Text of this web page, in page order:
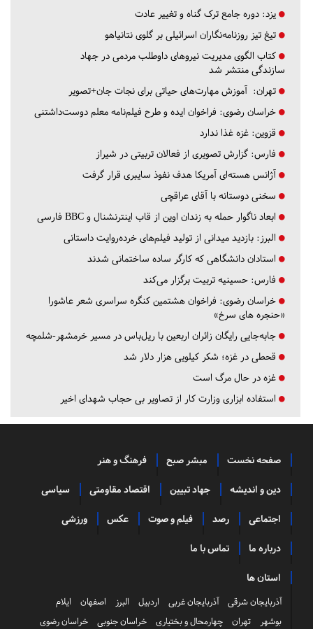
یزد: دوره جامع ترک گناه و تغییر عادت
تیغ تیز روزنامه‌نگاران اسرائیلی بر گلوی نتانیاهو
کتاب الگوی مدیریت نیروهای داوطلب مردمی در جهاد
سازندگی منتشر شد
تهران: آموزش مهارت‌های حیاتی برای نجات جان+تصویر
خراسان رضوی: فراخوان ایده و طرح فیلم‌نامه معلم دوست‌داشتنی
قزوین: غزه غذا ندارد
فارس: گزارش تصویری از فعالان تربیتی در شیراز
آژانس هسته‌ای آمریکا هدف نفوذ سایبری قرار گرفت
سخنی دوستانه با آقای عراقچی
ابعاد ناگوار حمله به زندان اوین از قاب اینترنشنال و BBC فارسی
البرز: بازدید میدانی از تولید فیلم‌های خرده‌روایت داستانی
استادان دانشگاهی که کارگر ساده ساختمانی شدند
فارس: حسینیه تربیت برگزار می‌کند
خراسان رضوی: فراخوان هشتمین کنگره سراسری شعر عاشورا
«حنجره های سرخ»
جابه‌جایی رایگان زائران اربعین با ریل‌باس در مسیر خرمشهر-شلمچه
قحطی در غزه؛ شکر کیلویی هزار دلار شد
غزه در حال مرگ است
استفاده ابزاری وزارت کار از تصاویر بی حجاب شهدای اخیر
صفحه نخست مبشر صبح فرهنگ و هنر
دین و اندیشه جهاد تبیین اقتصاد مقاومتی سیاسی
اجتماعی رصد فیلم و صوت عکس ورزشی
درباره ما تماس با ما
استان ها
آذربایجان شرقی آذربایجان غربی اردبیل البرز اصفهان
ایلام
بوشهر
تهران چهارمحال و بختیاری خراسان جنوبی خراسان رضوی